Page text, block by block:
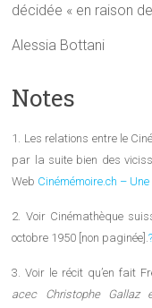
décidée « en raison
Alessia Bottani
Notes
1. Les relations entre le
par la suite bien des
Web Cinémémoire.ch –
2. Voir Cinémathèque
octobre 1950 [non paginée].?
3. Voir le récit qu’en fait
acec Christophe Gallaz